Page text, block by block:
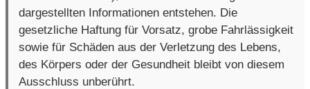
dargestellten Informationen entstehen. Die
gesetzliche Haftung für Vorsatz, grobe Fahrlässigkeit
sowie für Schäden aus der Verletzung des Lebens,
des Körpers oder der Gesundheit bleibt von diesem
Ausschluss unberührt.